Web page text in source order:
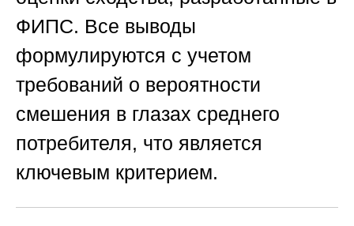
ФИПС. Все выводы
формулируются с учетом
требований о вероятности
смешения в глазах среднего
потребителя, что является
ключевым критерием.